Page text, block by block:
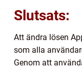
Slutsats:
Att ändra lösen
som alla
Genom att